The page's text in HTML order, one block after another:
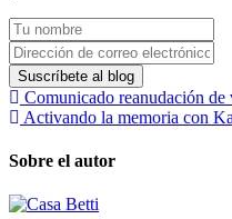
Tu
nombre
Dirección
de
correo
electrónico
Suscríbete al blog
Comunicado reanudación de
Activando la memoria con
Sobre el autor